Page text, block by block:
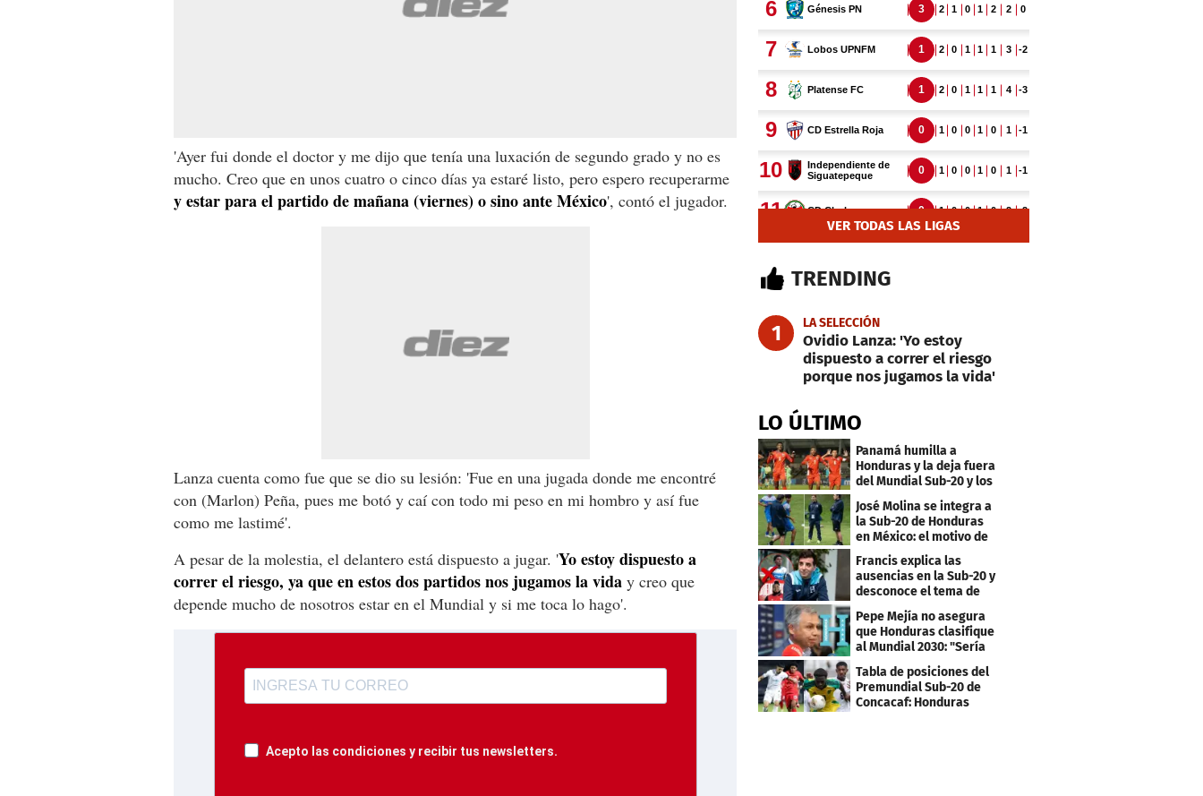
'Ayer fui donde el doctor y me dijo que tenía una luxación de segundo grado y no es
mucho. Creo que en unos cuatro o cinco días ya estaré listo, pero espero recuperarme
y estar para el partido de mañana (viernes) o sino ante México', contó el jugador.
Lanza cuenta como fue que se dio su lesión: 'Fue en una jugada donde me encontré
con (Marlon) Peña, pues me botó y caí con todo mi peso en mi hombro y así fue
como me lastimé'.
A pesar de la molestia, el delantero está dispuesto a jugar. 'Yo estoy dispuesto a
correr el riesgo, ya que en estos dos partidos nos jugamos la vida y creo que
depende mucho de nosotros estar en el Mundial y si me toca lo hago'.
Acepto las condiciones y recibir tus newsletters.
VER TODAS LAS LIGAS
TRENDING
1 LA SELECCIÓN
Ovidio Lanza: 'Yo estoy
dispuesto a correr el riesgo
porque nos jugamos la vida'
LO ÚLTIMO
Panamá humilla a
Honduras y la deja fuera
del Mundial Sub-20 y los
Juegos Olímpicos
José Molina se integra a
la Sub-20 de Honduras
en México: el motivo de
su viaje
Francis explica las
ausencias en la Sub-20 y
desconoce el tema de
los tiktokers
Pepe Mejía no asegura
que Honduras clasifique
al Mundial 2030: "Sería
mentir"
Tabla de posiciones del
Premundial Sub-20 de
Concacaf: Honduras